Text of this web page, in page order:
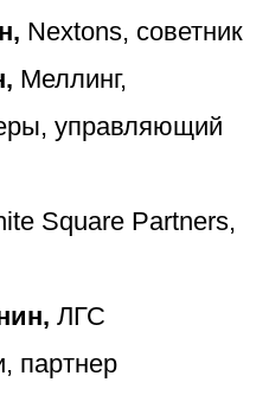
Nextons, советник
Меллинг,
управляющий
Square Partners,
ЛГС
партнер